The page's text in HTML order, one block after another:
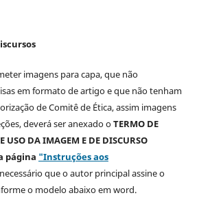
imagens para capa, que não
em formato de artigo e que não tenham
de Comitê de Ética, assim imagens
deverá ser anexado oTERMO DE
USO DA IMAGEM E DE DISCURSO
página "Instruções aos
que o autor principal assine o
o modelo abaixo em word.